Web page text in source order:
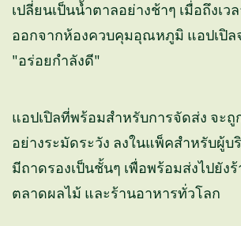
เปลี่ยนเป็นน้ำตาลอย่างช้าๆ เมื่อถึงเว
ออกจากห้องควบคุมอุณหภูมิ แอปเปิล
"อร่อยกำลังดี"
แอปเปิลที่พร้อมสำหรับการจัดส่ง จะ
อย่างระมัดระวัง ลงในแพ็คสำหรับผู้บ
มีถาดรองเป็นชั้นๆ เพื่อพร้อมส่งไปยัง
ตลาดผลไม้ และร้านอาหารทั่วโลก